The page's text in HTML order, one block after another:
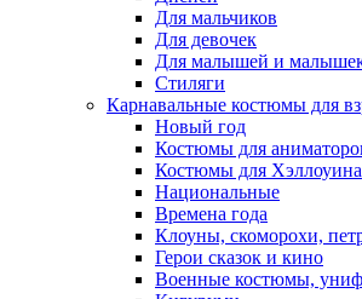
Для мальчиков
Для девочек
Для малышей и
Стиляги
Карнавальные костюмы для
Новый год
Костюмы для
Костюмы для Хэллоуина
Национальные
Времена года
Клоуны, скоморохи,
Герои сказок и кино
Военные костюмы,